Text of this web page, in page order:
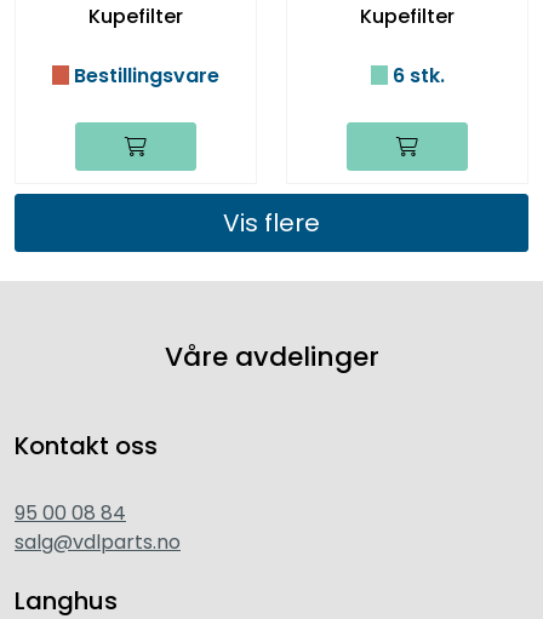
Kupefilter
Bestillingsvare
Kupefilter
6 stk.
Vis flere
Våre avdelinger
Kontakt oss
95 00 08 84
salg@vdlparts.no
Langhus